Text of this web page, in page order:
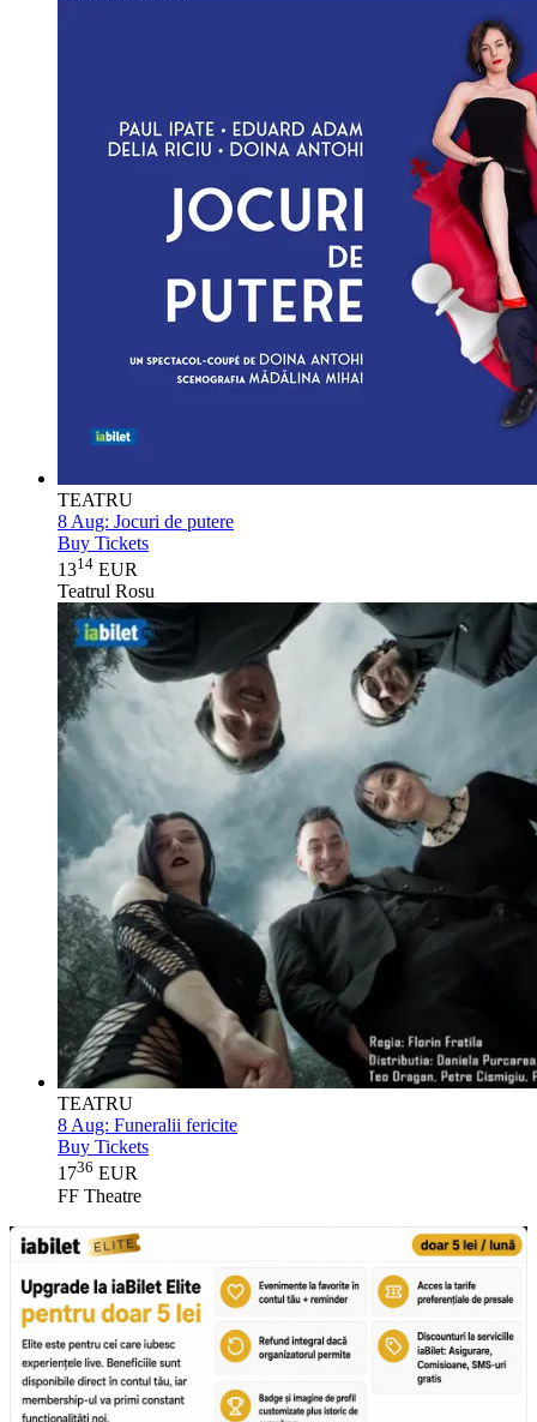
TEATRU
8 Aug: Jocuri de putere
Buy Tickets
1314 EUR
Teatrul Rosu
TEATRU
8 Aug: Funeralii fericite
Buy Tickets
1736 EUR
FF Theatre